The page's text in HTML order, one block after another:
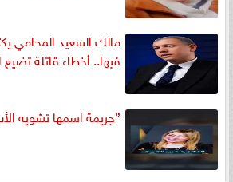
مالك السعيد المحامي
فيها.. أخطاء قاتلة
”جريمة اسمها تشويه